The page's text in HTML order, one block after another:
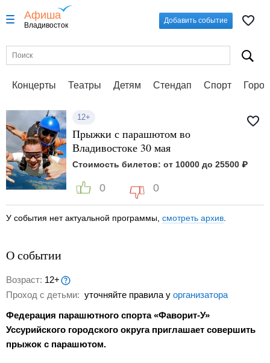
Афиша
Владивосток
Добавить событие
Концерты Театры Детям Стендап Спорт
12+
Прыжки с парашютом во
Владивостоке 30 мая
Стоимость билетов: от 10000 до 25500 ₽
0 0
У события нет актуальной программы, смотреть архив
О событии
Возраст: 12+
Проход с детьми: уточняйте правила у организатора
Федерация парашютного спорта «Фаворит-У»
Уссурийского городского округа приглашает совершить
прыжок с парашютом.